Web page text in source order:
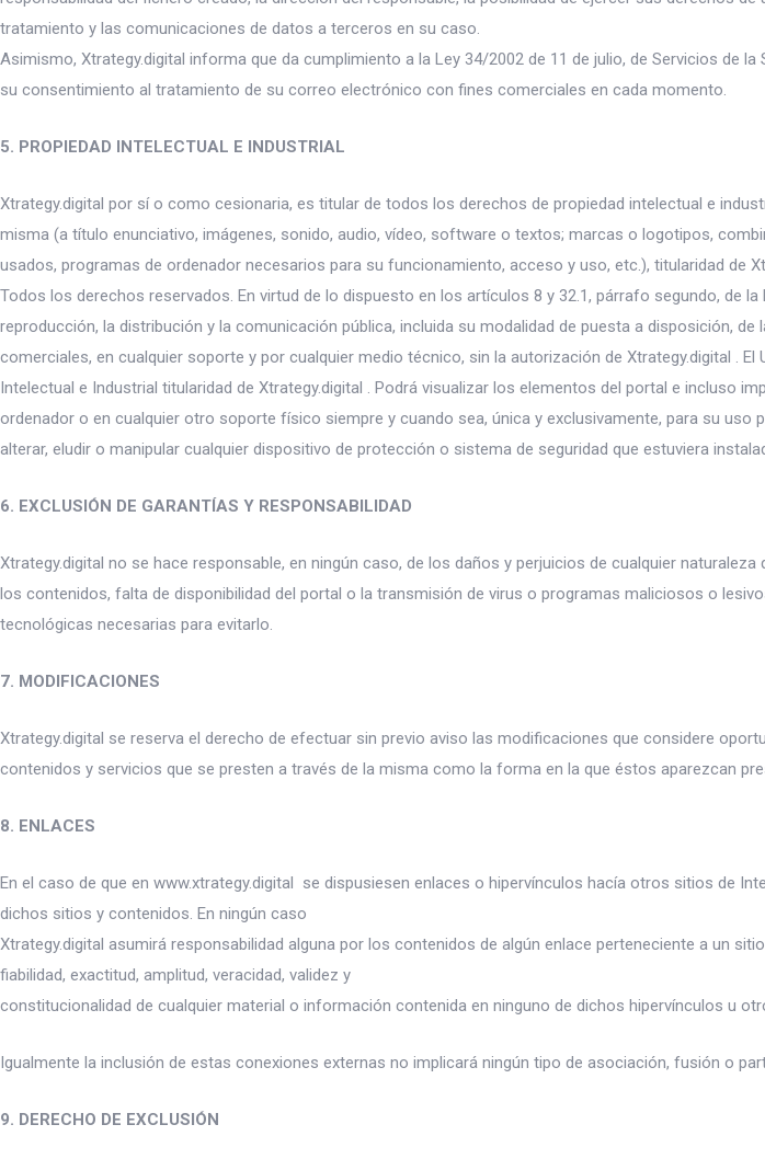
tratamiento y las comunicaciones de datos a terceros en su caso.
Asimismo, Xtrategy.digital informa que da cumplimiento a la Ley 34/2002 de 11 de julio, de Servicios de
su consentimiento al tratamiento de su correo electrónico con fines comerciales en cada momento.
5. PROPIEDAD INTELECTUAL E INDUSTRIAL
Xtrategy.digital por sí o como cesionaria, es titular de todos los derechos de propiedad intelectual e
misma (a título enunciativo, imágenes, sonido, audio, vídeo, software o textos; marcas o logotipos,
usados, programas de ordenador necesarios para su funcionamiento, acceso y uso, etc.), titularidad de
Todos los derechos reservados. En virtud de lo dispuesto en los artículos 8 y 32.1, párrafo segundo, de
reproducción, la distribución y la comunicación pública, incluida su modalidad de puesta a disposición,
comerciales, en cualquier soporte y por cualquier medio técnico, sin la autorización de Xtrategy.digital .
Intelectual e Industrial titularidad de Xtrategy.digital . Podrá visualizar los elementos del portal e incluso
ordenador o en cualquier otro soporte físico siempre y cuando sea, única y exclusivamente, para su uso
alterar, eludir o manipular cualquier dispositivo de protección o sistema de seguridad que estuviera
6. EXCLUSIÓN DE GARANTÍAS Y RESPONSABILIDAD
Xtrategy.digital no se hace responsable, en ningún caso, de los daños y perjuicios de cualquier
los contenidos, falta de disponibilidad del portal o la transmisión de virus o programas maliciosos o
tecnológicas necesarias para evitarlo.
7. MODIFICACIONES
Xtrategy.digital se reserva el derecho de efectuar sin previo aviso las modificaciones que considere
contenidos y servicios que se presten a través de la misma como la forma en la que éstos aparezcan
8. ENLACES
En el caso de que en www.xtrategy.digital se dispusiesen enlaces o hipervínculos hacía otros sitios de
dichos sitios y contenidos. En ningún caso
Xtrategy.digital asumirá responsabilidad alguna por los contenidos de algún enlace perteneciente a un
fiabilidad, exactitud, amplitud, veracidad, validez y
constitucionalidad de cualquier material o información contenida en ninguno de dichos hipervínculos u
Igualmente la inclusión de estas conexiones externas no implicará ningún tipo de asociación, fusión o
9. DERECHO DE EXCLUSIÓN